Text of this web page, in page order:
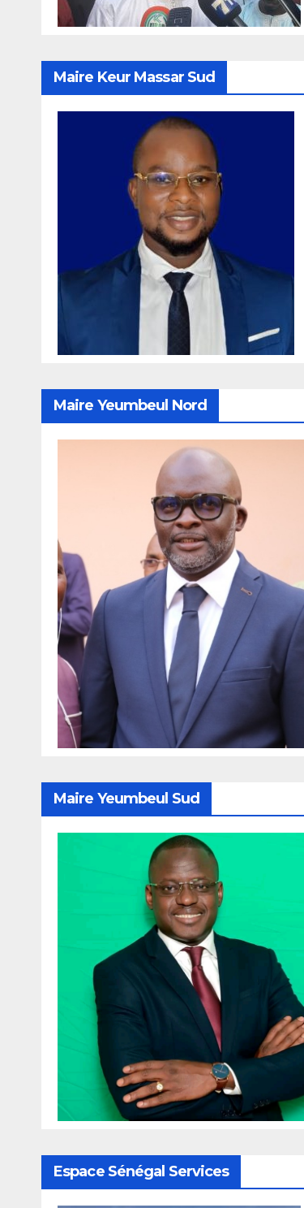
Maire Keur Massar Sud
Maire Yeumbeul Nord
Maire Yeumbeul Sud
Espace Sénégal Services